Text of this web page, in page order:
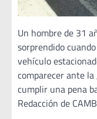
Un hombre de 31
sorprendido
vehículo
comparecer ante
cumplir una pena
Redacción de